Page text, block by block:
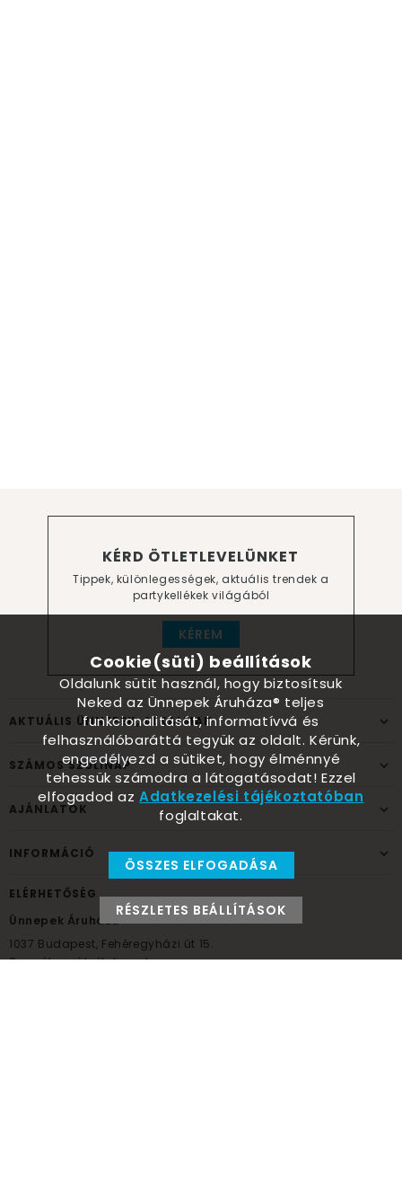
KÉRD ÖTLETLEVELÜNKET
Tippek, különlegességek, aktuális trendek a
partykellékek világából
KÉREM
AKTUÁLIS ÜNNEPEK, ALKALMAK
SZÁMOS SZÜLINAP
AJÁNLATOK
INFORMÁCIÓ
ELÉRHETŐSÉG
Ünnepek Áruháza
1037 Budapest, Fehéregyházi út 15.
Személyes átvételi pont
Cookie(süti) beállítások
Oldalunk sütit használ, hogy biztosítsuk
Neked az Ünnepek Áruháza® teljes
funkcionalitását, informatívvá és
felhasználóbaráttá tegyük az oldalt. Kérünk,
engedélyezd a sütiket, hogy élménnyé
tehessük számodra a látogatásodat! Ezzel
elfogadod azAdatkezelési tájékoztatóban
foglaltakat.
ÖSSZES ELFOGADÁSA
RÉSZLETES BEÁLLÍTÁSOK